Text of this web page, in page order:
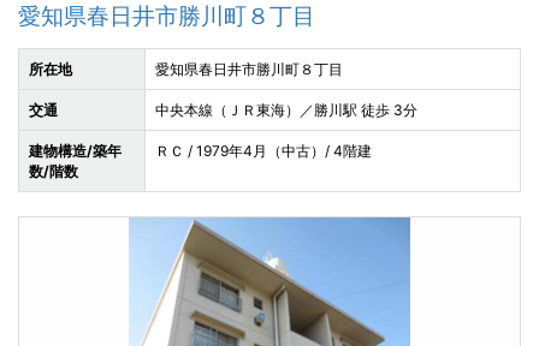
愛知県春日井市勝川町８丁目
所在地 愛知県春日井市勝川町８丁目
交通 中央本線（ＪＲ東海）／勝川駅 徒歩 3分
建物構造/築年
数/階数
ＲＣ / 1979年4月（中古）/ 4階建